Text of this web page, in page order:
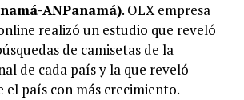
ANPanamá). OLX empresa
realizó un estudio que reveló
de camisetas de la
de cada país y la que reveló
el país con más crecimiento.